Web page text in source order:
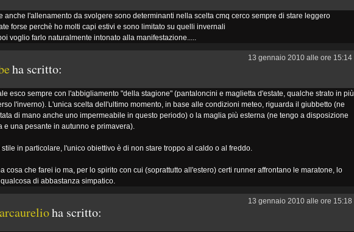
anche l'allenamento da svolgere sono determinanti nella scelta cmq cerco sempre di stare leggero
forse perchè ho molti capi estivi e sono limitato su quelli invernali
voglio farlo naturalmente intonato alla manifestazione.....
ha scritto:
13 gennaio 2010 alle ore 15:14
esco sempre con l'abbigliamento "della stagione" (pantaloncini e maglietta d'estate, qualche strato in più
l'inverno). L'unica scelta dell'ultimo momento, in base alle condizioni meteo, riguarda il giubbetto (ne
di mano anche uno impermeabile in questo periodo) o la maglia più esterna (ne tengo a disposizione
e una pesante in autunno e primavera).
in particolare, l'unico obiettivo è di non stare troppo al caldo o al freddo.
cosa che farei io ma, per lo spirito con cui (soprattutto all'estero) certi runner affrontano le maratone, lo
di abbastanza simpatico.
ha scritto:
13 gennaio 2010 alle ore 15:18